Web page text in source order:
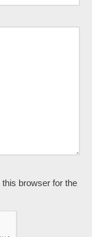
browser for the